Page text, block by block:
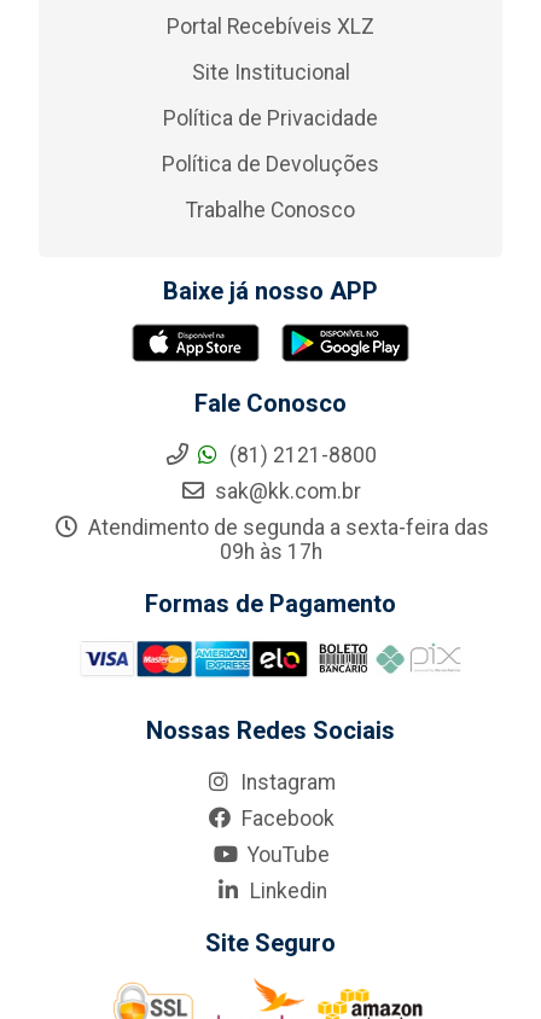
Portal Recebíveis XLZ
Site Institucional
Política de Privacidade
Política de Devoluções
Trabalhe Conosco
Baixe já nosso APP
Fale Conosco
(81) 2121-8800
sak@kk.com.br
Atendimento de segunda a sexta-feira das
09h às 17h
Formas de Pagamento
Nossas Redes Sociais
Instagram
Facebook
YouTube
Linkedin
Site Seguro